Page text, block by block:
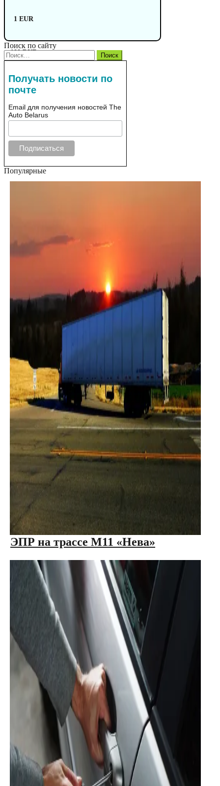
1 EUR
100 RUB
Поиск по сайту
Найти:
Получать новости по
почте
Email для получения новостей The
Auto Belarus
Популярные
ЭПР на трассе М11 «Нева»